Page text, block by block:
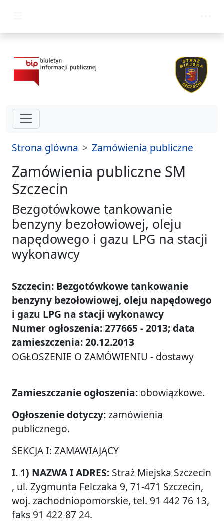
Strona glówna Zamówienia publiczne
Zamówienia publiczne SM
Szczecin
Bezgotówkowe tankowanie
benzyny bezołowiowej, oleju
napędowego i gazu LPG na stacji
wykonawcy
Szczecin: Bezgotówkowe tankowanie
benzyny bezołowiowej, oleju napędowego
i gazu LPG na stacji wykonawcy
Numer ogłoszenia: 277665 - 2013; data
zamieszczenia: 20.12.2013
OGŁOSZENIE O ZAMÓWIENIU - dostawy
Zamieszczanie ogłoszenia: obowiązkowe.
Ogłoszenie dotyczy:zamówienia
publicznego.
SEKCJA I: ZAMAWIAJĄCY
I. 1) NAZWA I ADRES: Straż Miejska Szczecin
, ul. Zygmunta Felczaka 9, 71-471 Szczecin,
woj. zachodniopomorskie, tel. 91 442 76 13,
faks 91 422 87 24.